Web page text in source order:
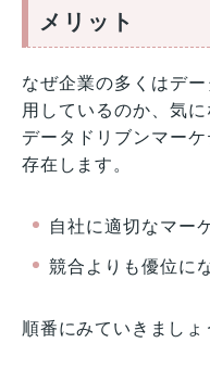
メリット
なぜ企業の多くはデ
用しているのか、気
データドリブンマー
存在します。
自社に適切なマー
競合よりも優位に
順番にみていきましょ